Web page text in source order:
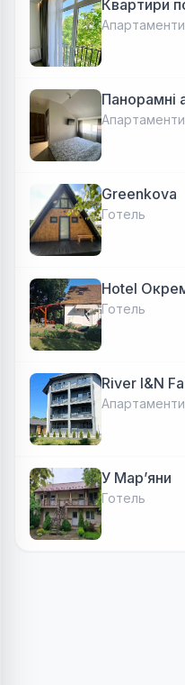
Квартири
Апартаменти
Панорамні
Апартаменти
Greenkova
Готель
Hotel
Готель
River I&N
Апартаменти
У Марʼяни
Готель